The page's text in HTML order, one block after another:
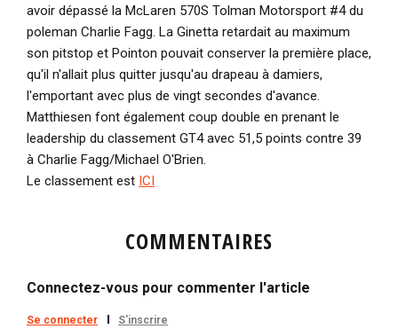
avoir dépassé la McLaren 570S Tolman Motorsport #4 du
poleman Charlie Fagg. La Ginetta retardait au maximum
son pitstop et Pointon pouvait conserver la première place,
qu'il n'allait plus quitter jusqu'au drapeau à damiers,
l'emportant avec plus de vingt secondes d'avance.
Matthiesen font également coup double en prenant le
leadership du classement GT4 avec 51,5 points contre 39
à Charlie Fagg/Michael O'Brien.
Le classement est ICI
COMMENTAIRES
Connectez-vous pour commenter l'article
Se connecter S'inscrire